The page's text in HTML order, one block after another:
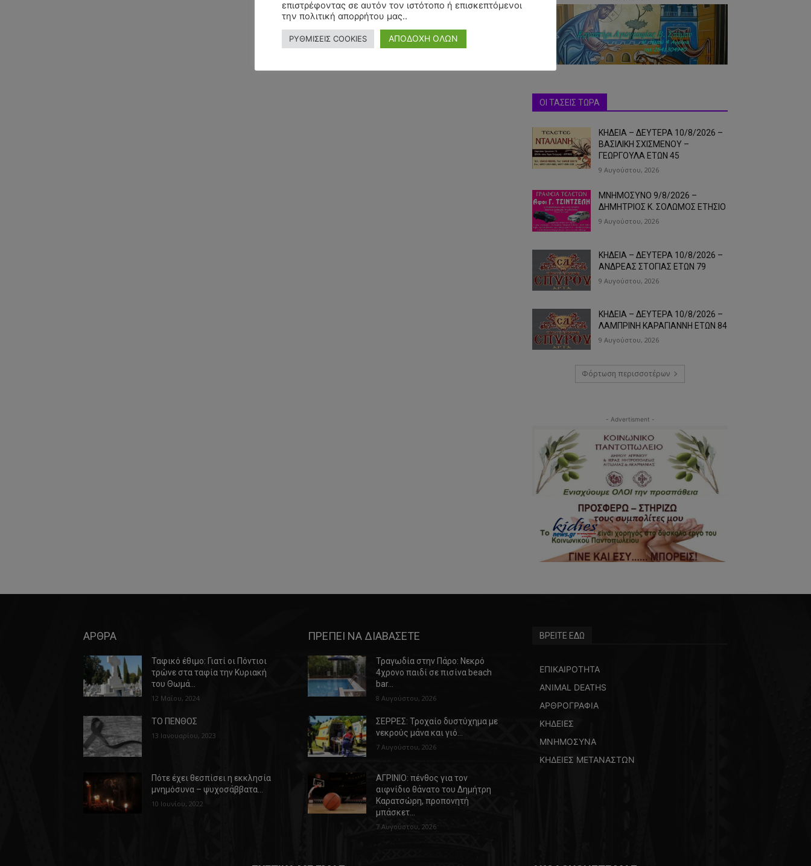
ΟΙ ΤΑΣΕΙΣ ΤΩΡΑ
ΚΗΔΕΙΑ – ΔΕΥΤΕΡΑ 10/8/2026 –
ΒΑΣΙΛΙΚΗ ΣΧΙΣΜΕΝΟΥ –
ΓΕΩΡΓΟΥΛΑ ΕΤΩΝ 45
9 Αυγούστου, 2026
ΜΝΗΜΟΣΥΝΟ 9/8/2026 –
ΔΗΜΗΤΡΙΟΣ Κ. ΣΟΛΩΜΟΣ ΕΤΗΣΙΟ
9 Αυγούστου, 2026
ΚΗΔΕΙΑ – ΔΕΥΤΕΡΑ 10/8/2026 –
ΑΝΔΡΕΑΣ ΣΤΟΓΙΑΣ ΕΤΩΝ 79
9 Αυγούστου, 2026
ΚΗΔΕΙΑ – ΔΕΥΤΕΡΑ 10/8/2026 –
ΛΑΜΠΡΙΝΗ ΚΑΡΑΓΙΑΝΝΗ ΕΤΩΝ 84
9 Αυγούστου, 2026
Φόρτωση περισσοτέρων
- Advertisment -
ΑΡΘΡΑ
Ταφικό έθιμο: Γιατί οι Πόντιοι
τρώνε στα ταφία την Κυριακή
του Θωμά…
12 Μαΐου, 2024
ΤΟ ΠΕΝΘΟΣ
13 Ιανουαρίου, 2023
Πότε έχει θεσπίσει η εκκλησία
μνημόσυνα – ψυχοσάββατα…
10 Ιουνίου, 2022
ΠΡΕΠΕΙ ΝΑ ΔΙΑΒΑΣΕΤΕ
Τραγωδία στην Πάρο: Νεκρό
4χρονο παιδί σε πισίνα beach
bar…
8 Αυγούστου, 2026
ΣΕΡΡΕΣ: Τροχαίο δυστύχημα με
νεκρούς μάνα και γιό…
7 Αυγούστου, 2026
ΑΓΡΙΝΙΟ: πένθος για τον
αιφνίδιο θάνατο του Δημήτρη
Καρατσώρη, προπονητή
μπάσκετ…
7 Αυγούστου, 2026
ΒΡΕΙΤΕ ΕΔΩ
ΕΠΙΚΑΙΡΟΤΗΤΑ
ANIMAL DEATHS
ΑΡΘΡΟΓΡΑΦΙΑ
ΚΗΔΕΙΕΣ
ΜΝΗΜΟΣΥΝΑ
ΚΗΔΕΙΕΣ ΜΕΤΑΝΑΣΤΩΝ
επιστρέφοντας σε αυτόν τον ιστότοπο ή επισκεπτόμενοι
την πολιτική απορρήτου μας..
ΡΥΘΜΙΣΕΙΣ COOKIES ΑΠΟΔΟΧΗ ΟΛΩΝ